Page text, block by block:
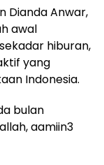
Dianda Anwar,
awal
hiburan,
yang
Indonesia.
bulan
aamiin3